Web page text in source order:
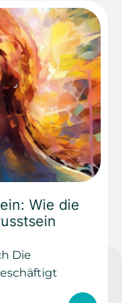
Wie die
Die